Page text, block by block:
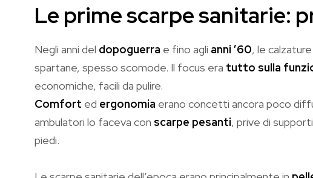
Le prime scarpe sanitarie:
Negli anni del dopoguerra e fino agli anni ’60, le
spartane, spesso scomode. Il focus era tutto sulla
economiche, facili da pulire.
Comfort ed ergonomia erano concetti ancora poco
ambulatori lo faceva con scarpe pesanti, prive di
piedi.